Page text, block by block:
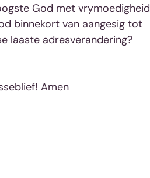
God met vrymoedigheid
binnekort van aangesig tot
laaste adresverandering?
Amen